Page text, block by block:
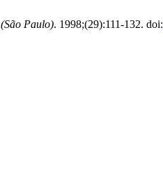
Paulo). 1998;(29):111-132. doi: